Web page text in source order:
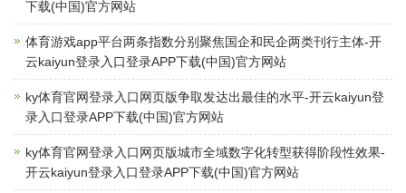
下载(中国)官方网站
体育游戏app平台两条指数分别聚焦国企和民企两类刊行主体-开
云kaiyun登录入口登录APP下载(中国)官方网站
ky体育官网登录入口网页版争取发达出最佳的水平-开云kaiyun登
录入口登录APP下载(中国)官方网站
ky体育官网登录入口网页版城市全域数字化转型获得阶段性效果-
开云kaiyun登录入口登录APP下载(中国)官方网站